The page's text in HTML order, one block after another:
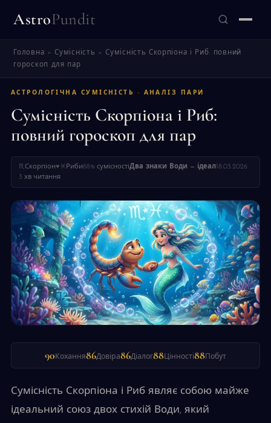
AstroPundit
Головна »Сумісність »Сумісність Скорпіона і Риб: повний
гороскоп для пар
АСТРОЛОГІЧНА СУМІСНІСТЬ · АНАЛІЗ ПАРИ
Сумісність Скорпіона і Риб:
повний гороскоп для пар
♏Скорпіон♥ ♓ Риби88% сумісностіДва знаки Води — ідеал 18.03.2026
3 хв читання
90 Кохання86Довіра86Діалог88Цінності88 Побут
Сумісність Скорпіона і Риб являє собою майже
ідеальний союз двох стихій Води, який